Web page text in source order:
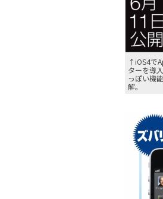
↑iOS4で
ターを導
っぽい機
解。